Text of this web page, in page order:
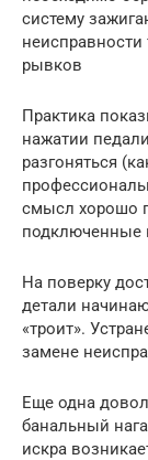
систему
рывков
Практика
нажатии
разгоняться
смысл хорошо
подключенные
На поверку
детали
«троит».
замене
Еще одна
банальный
искра